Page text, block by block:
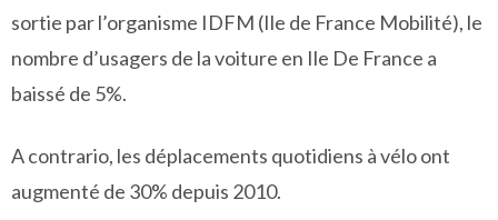
sortie par l’organisme IDFM (Ile de France Mobilité), le
nombre d’usagers de la voiture en Ile De France a
baissé de 5%.
A contrario, les déplacements quotidiens à vélo ont
augmenté de 30% depuis 2010.